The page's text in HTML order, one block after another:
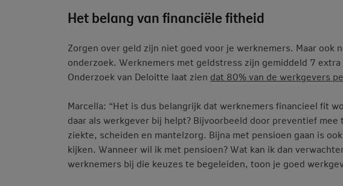
Het belang van financiële fitheid
Zorgen over geld zijn niet goed voor je werknemers. Maar
onderzoek. Werknemers met geldstress zijn gemiddeld 7
Onderzoek van Deloitte laat zien dat 80% van de werkgevers
Marcella: “Het is dus belangrijk dat werknemers financieel fit
daar als werkgever bij helpt? Bijvoorbeeld door preventief
ziekte, scheiden en mantelzorg. Bijna met pensioen gaan is
kijken. Wanneer wil ik met pensioen? Wat kan ik dan
werknemers bij die keuzes te begeleiden, toon je goed